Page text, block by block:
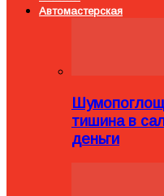
Автомастерская
тишина в
деньги